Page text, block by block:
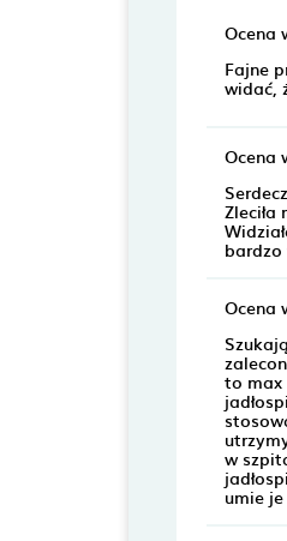
Ocena
Fajne
widać,
Ocena
bardzo
Ocena
to max
w
umie